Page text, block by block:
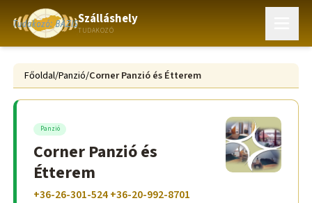
Szálláshely
TUDAKOZÓ
Főoldal/Panzió/Corner Panzió és Étterem
Panzió
Corner Panzió és
Étterem
+36-26-301-524 +36-20-992-8701